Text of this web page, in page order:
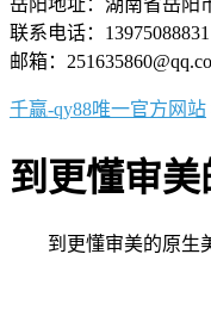
岳阳地址：湖南省岳阳
联系电话：13975088831
邮箱：
千赢-qy88唯一官方网站
到更懂审
到更懂审美的原生美